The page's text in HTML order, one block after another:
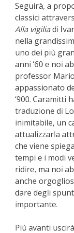
Seguirà, a
classici
Alla vigiliadi
nella
uno dei più
anni ‘60 e noi
professor
appassionato
‘900. Caramitti
traduzione di
inimitabile, un
attualizzarla
che viene
tempi e i modi
ridire, ma noi
anche
dare degli
importante.
Più avanti uscirà